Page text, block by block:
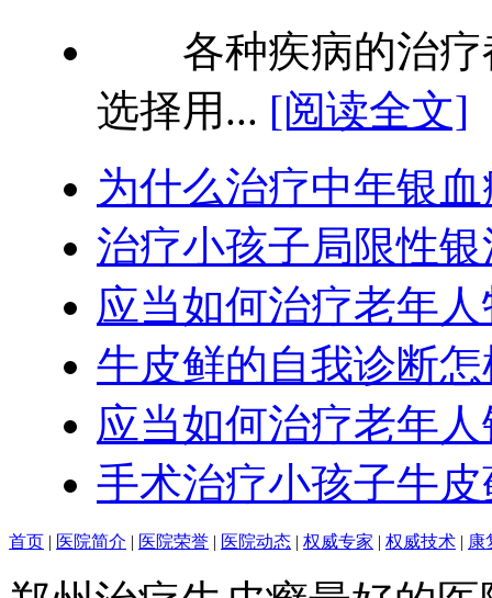
各种疾病的治疗
选择用... [阅读全文]
为什么治疗中年银
治疗小孩子局限性
应当如何治疗老年
牛皮鲜的自我诊断
应当如何治疗老年
手术治疗小孩子牛
首页 | 医院简介 | 医院荣誉 | 医院动态 | 权威专家 | 权威技术 | 康